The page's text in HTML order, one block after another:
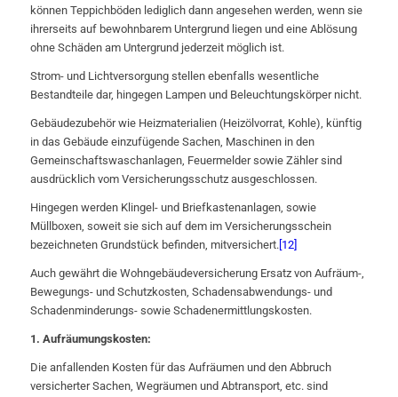
können Teppichböden lediglich dann angesehen werden, wenn sie
ihrerseits auf bewohnbarem Untergrund liegen und eine Ablösung
ohne Schäden am Untergrund jederzeit möglich ist.
Strom- und Lichtversorgung stellen ebenfalls wesentliche
Bestandteile dar, hingegen Lampen und Beleuchtungskörper nicht.
Gebäudezubehör wie Heizmaterialien (Heizölvorrat, Kohle), künftig
in das Gebäude einzufügende Sachen, Maschinen in den
Gemeinschaftswaschanlagen, Feuermelder sowie Zähler sind
ausdrücklich vom Versicherungsschutz ausgeschlossen.
Hingegen werden Klingel- und Briefkastenanlagen, sowie
Müllboxen, soweit sie sich auf dem im Versicherungsschein
bezeichneten Grundstück befinden, mitversichert.[12]
Auch gewährt die Wohngebäudeversicherung Ersatz von Aufräum-,
Bewegungs- und Schutzkosten, Schadensabwendungs- und
Schadenminderungs- sowie Schadenermittlungskosten.
1. Aufräumungskosten:
Die anfallenden Kosten für das Aufräumen und den Abbruch
versicherter Sachen, Wegräumen und Abtransport, etc. sind